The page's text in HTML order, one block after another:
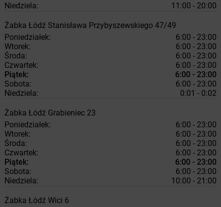
Niedziela:
11:00 - 20:00
Żabka Łódź Stanisława Przybyszewskiego 47/49
Poniedziałek:
6:00 - 23:00
Wtorek:
6:00 - 23:00
Środa:
6:00 - 23:00
Czwartek:
6:00 - 23:00
Piątek:
6:00 - 23:00
Sobota:
6:00 - 23:00
Niedziela:
0:01 - 0:02
Żabka Łódź Grabieniec 23
Poniedziałek:
6:00 - 23:00
Wtorek:
6:00 - 23:00
Środa:
6:00 - 23:00
Czwartek:
6:00 - 23:00
Piątek:
6:00 - 23:00
Sobota:
6:00 - 23:00
Niedziela:
10:00 - 21:00
Żabka Łódź Wici 6